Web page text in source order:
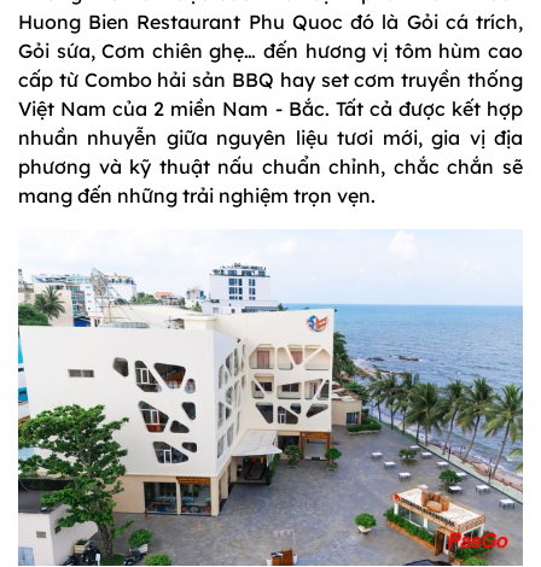
Huong Bien Restaurant Phu Quoc đó là Gỏi cá trích,
Gỏi sứa, Cơm chiên ghẹ… đến hương vị tôm hùm cao
cấp từ Combo hải sản BBQ hay set cơm truyền thống
Việt Nam của 2 miền Nam - Bắc. Tất cả được kết hợp
nhuần nhuyễn giữa nguyên liệu tươi mới, gia vị địa
phương và kỹ thuật nấu chuẩn chỉnh, chắc chắn sẽ
mang đến những trải nghiệm trọn vẹn.